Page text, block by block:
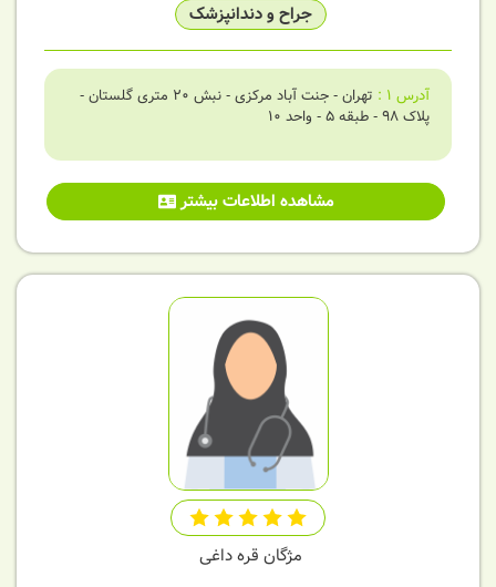
جراح و دندانپزشک
آدرس 1
:
تهران - جنت آباد مرکزی - نبش 20 متری گلستان -
پلاک 98 - طبقه 5 - واحد 10
مشاهده اطلاعات بیشتر
مژگان قره داغی